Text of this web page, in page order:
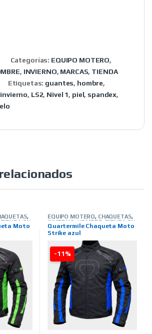
Categorías: EQUIPO MOTERO,
, INVIERNO, MARCAS, TIENDA
Etiquetas: guantes, hombre,
invierno, LS2, Nivel 1, piel, spandex,
,
TIENDA ON
MILE
Moto
-11%
EQUIPO MOTERO, CHAQUETAS,
INVIERNO
HOMBRE, TIENDA ON
LINE,MARCAS ,QUARTER MILE
Quartermile Chaqueta Moto
Strike azul